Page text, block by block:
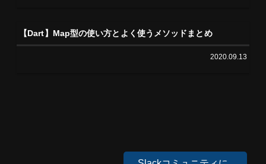
【Dart】Map型の使い方とよく使うメソッドまとめ
2020.09.13